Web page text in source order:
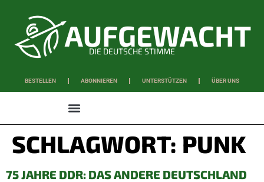
DIE DEUTSCHE STIMME
BESTELLEN ABONNIEREN UNTERSTÜTZEN ÜBER UNS
SCHLAGWORT: PUNK
75 JAHRE DDR: DAS ANDERE DEUTSCHLAND